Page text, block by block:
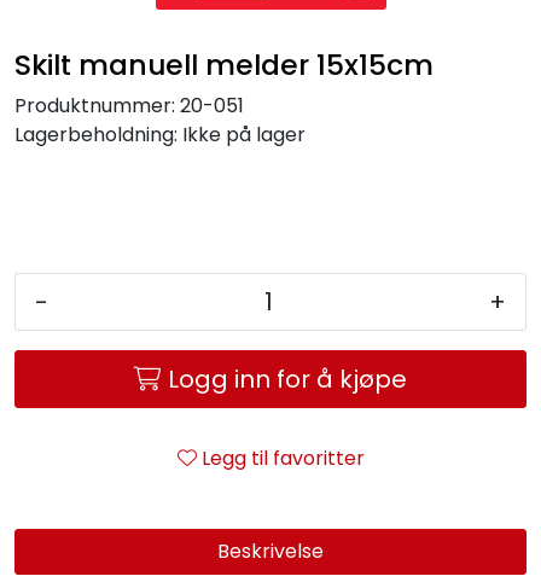
Skilt manuell melder 15x15cm
Produktnummer: 20-051
Lagerbeholdning: Ikke på lager
- +
Logg inn for å kjøpe
Legg til favoritter
Beskrivelse
Service og support